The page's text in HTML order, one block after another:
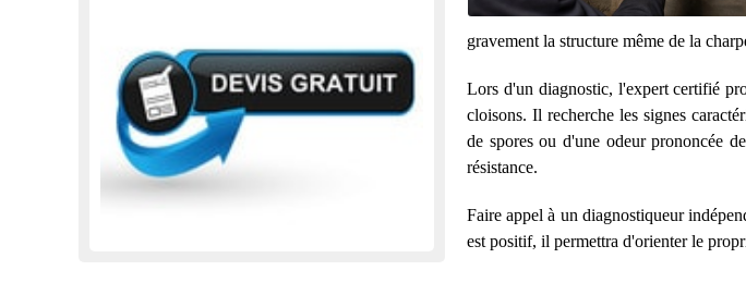
gravement la structure même de la
Lors d'un diagnostic, l'expert certifié
cloisons. Il recherche les signes
de spores ou d'une odeur prononcée
résistance.
Faire appel à un diagnostiqueur
est positif, il permettra d'orienter le